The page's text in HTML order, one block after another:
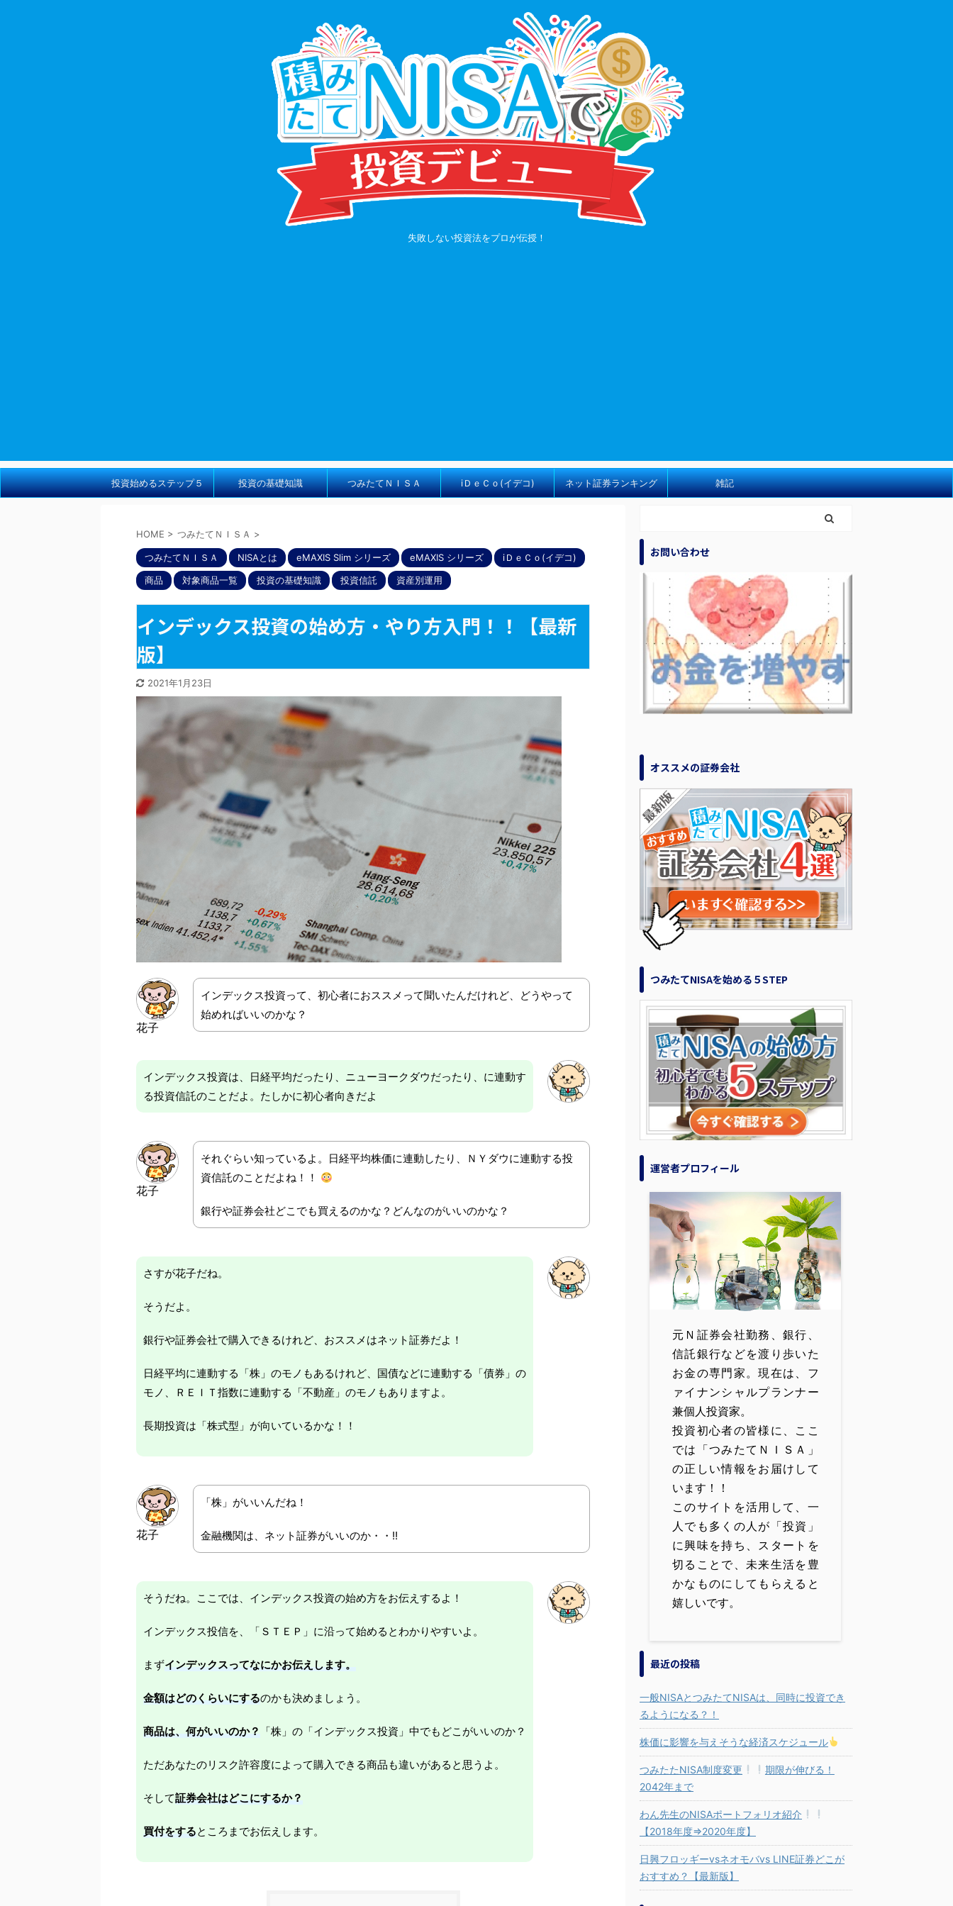
失敗しない投資法をプロが伝授！
投資始めるステップ５ 投資の基礎知識 つみたてＮＩＳＡ iＤｅＣｏ(イデコ) ネット証券ランキング 雑記
HOME > つみたてＮＩＳＡ >
つみたてＮＩＳＡ NISAとは eMAXIS Slim シリーズ eMAXIS シリーズ
iＤｅＣｏ(イデコ)
商品
対象商品一覧 投資の基礎知識 投資信託 資産別運用
インデックス投資の始め方・やり方入門！！【最新
版】
2021年1月23日
花子
インデックス投資って、初心者におススメって聞いたんだけれど、どうやって
始めればいいのかな？
インデックス投資は、日経平均だったり、ニューヨークダウだったり、に連動す
る投資信託のことだよ。たしかに初心者向きだよ
花子
それぐらい知っているよ。日経平均株価に連動したり、ＮＹダウに連動する投
資信託のことだよね！！
銀行や証券会社どこでも買えるのかな？どんなのがいいのかな？
さすが花子だね。
そうだよ。
銀行や証券会社で購入できるけれど、おススメはネット証券だよ！
日経平均に連動する「株」のモノもあるけれど、国債などに連動する「債券」の
モノ、ＲＥＩＴ指数に連動する「不動産」のモノもありますよ。
長期投資は「株式型」が向いているかな！！
花子
「株」がいいんだね！
金融機関は、ネット証券がいいのか・・!!
そうだね。ここでは、インデックス投資の始め方をお伝えするよ！
インデックス投信を、「ＳＴＥＰ」に沿って始めるとわかりやすいよ。
まずインデックスってなにかお伝えします。
金額はどのくらいにするのかも決めましょう。
商品は、何がいいのか？ 「株」の「インデックス投資」中でもどこがいいのか？
ただあなたのリスク許容度によって購入できる商品も違いがあると思うよ。
そして証券会社はどこにするか？
買付をするところまでお伝えします。
お問い合わせ
オススメの証券会社
つみたてNISAを始める５STEP
運営者プロフィール
元Ｎ証券会社勤務、銀行、
信託銀行などを渡り歩いた
お金の専門家。現在は、フ
ァイナンシャルプランナー
兼個人投資家。
投資初心者の皆様に、ここ
では「つみたてＮＩＳＡ」
の正しい情報をお届けして
います！！
このサイトを活用して、一
人でも多くの人が「投資」
に興味を持ち、スタートを
切ることで、未来生活を豊
かなものにしてもらえると
嬉しいです。
最近の投稿
一般NISAとつみたてNISAは、同時に投資でき
るようになる？！
株価に影響を与えそうな経済スケジュール
つみたたNISA制度変更
期限が伸びる！
2042年まで
わん先生のNISAポートフォリオ紹介
【2018年度⇒2020年度】
日興フロッギーvsネオモバvs LINE証券どこが
おすすめ？【最新版】